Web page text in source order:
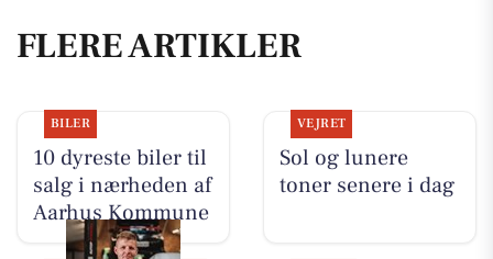
FLERE ARTIKLER
BILER
10 dyreste biler til
salg i nærheden af
Aarhus Kommune
VEJRET
Sol og lunere
toner senere i dag